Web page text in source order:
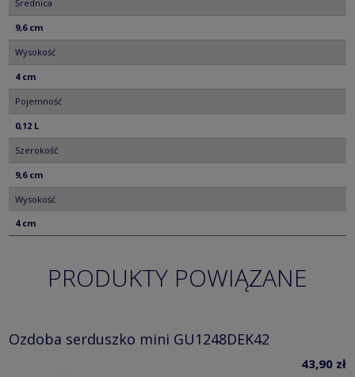
Średnica
9,6 cm
Wysokość
4 cm
Pojemność
0,12 L
Szerokość
9,6 cm
Wysokość
4 cm
PRODUKTY POWIĄZANE
Ozdoba serduszko mini GU1248DEK42
43,90 zł